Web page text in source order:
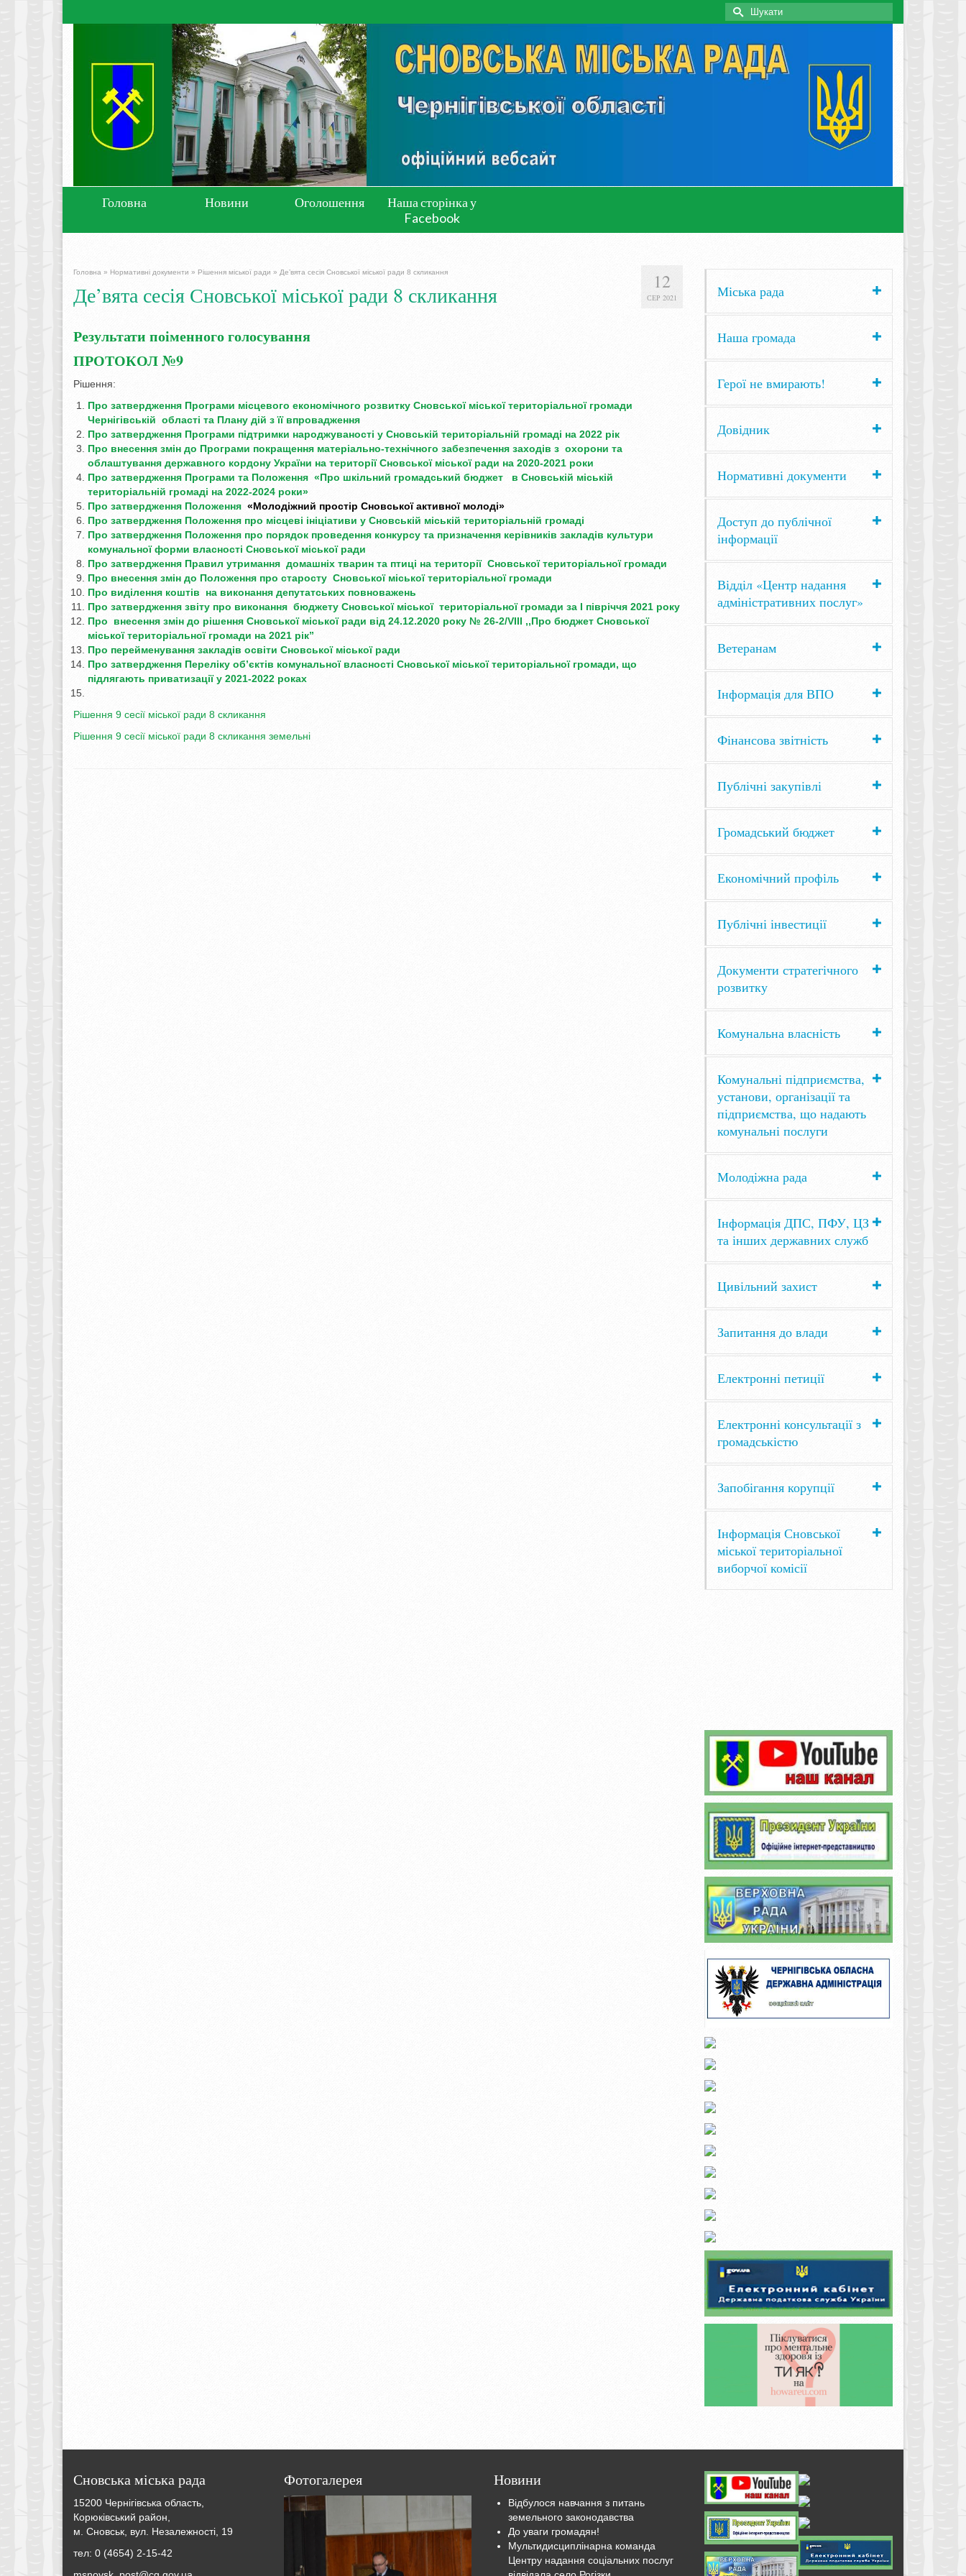
Search
for:
Головна Новини Оголошення
Наша сторінка у
Facebook
12
СЕР 2021
Головна » Нормативні документи » Рішення міської ради » Де’вята сесія Сновської міської ради 8 скликання
Де’вята сесія Сновської міської ради 8 скликання
Результати поіменного голосування
ПРОТОКОЛ №9
Рішення:
Про затвердження Програми місцевого економічного розвитку Сновської міської територіальної громади
Чернігівській області та Плану дій з її впровадження
Про затвердження Програми підтримки народжуваності у Сновській територіальній громаді на 2022 рік
Про внесення змін до Програми покращення матеріально-технічного забезпечення заходів з охорони та
облаштування державного кордону України на території Сновської міської ради на 2020-2021 роки
Про затвердження Програми та Положення «Про шкільний громадський бюджет в Сновській міській
територіальній громаді на 2022-2024 роки»
Про затвердження Положення «Молодіжний простір Сновської активної молоді»
Про затвердження Положення про місцеві ініціативи у Сновській міській територіальній громаді
Про затвердження Положення про порядок проведення конкурсу та призначення керівників закладів культури
комунальної форми власності Сновської міської ради
Про затвердження Правил утримання домашніх тварин та птиці на території Сновськоїтериторіальної громади
Про внесення змін до Положення про старосту Сновської міської територіальної громади
Про виділення коштів на виконання депутатських повноважень
Про затвердження звіту про виконання бюджету Сновської міської територіальної громади за І півріччя 2021 року
Про внесення змін до рішення Сновської міської ради від 24.12.2020 року № 26-2/VIII ,,Про бюджет Сновської
міськоїтериторіальної громади на 2021 рік”
Про перейменування закладів освіти Сновської міської ради
Про затвердження Переліку об’єктів комунальної власності Сновської міської територіальної громади, що
підлягають приватизації у 2021-2022 роках
Рішення 9 сесії міської ради 8 скликання
Рішення 9 сесії міської ради 8 скликання земельні
Міська рада
Наша громада
Герої не вмирають!
Довідник
Нормативні документи
Доступ до публічної
інформації
Відділ «Центр надання
адміністративних послуг»
Ветеранам
Інформація для ВПО
Фінансова звітність
Публічні закупівлі
Громадський бюджет
Економічний профіль
Публічні інвестиції
Документи стратегічного
розвитку
Комунальна власність
Комунальні підприємства,
установи, організації та
підприємства, що надають
комунальні послуги
Молодіжна рада
Інформація ДПС, ПФУ, ЦЗ
та інших державних служб
Цивільний захист
Запитання до влади
Електронні петиції
Електронні консультації з
громадськістю
Запобігання корупції
Інформація Сновської
міської територіальної
виборчої комісії
Сновська міська рада
15200 Чернігівська область,
Корюківський район,
м. Сновськ, вул. Незалежності, 19
тел: 0 (4654) 2-15-42
Фотогалерея Новини
Відбулося навчання з питань
земельного законодавства
До уваги громадян!
Мультидисциплінарна команда
Центру надання соціальних послуг